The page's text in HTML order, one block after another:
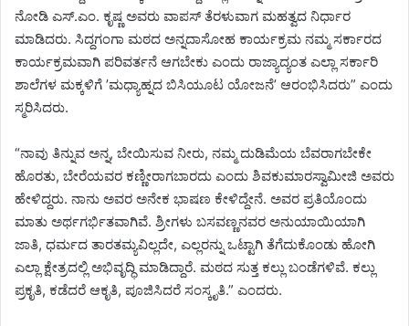
ನೋಡಿ ಎಸ್.ಎಂ. ಕೃಷ್ಣ ಅವರು ವಾಪಸ್ ತೆರಳುವಾಗ ಮಹತ್ವದ ನಿರ್ಧಾರ
ಮಾಡಿದರು. ಸಿದ್ದಗಂಗಾ ಮಠದ ಅನ್ನದಾಸೋಹ ಕಾರ್ಯಕ್ರಮ ನಮ್ಮ ಸರ್ಕಾರದ
ಕಾರ್ಯಕ್ರಮವಾಗಿ ಪರಿವರ್ತನೆ ಆಗಬೇಕು ಎಂದು ರಾಜ್ಯಾದ್ಯಂತ ಎಲ್ಲಾ ಸರ್ಕಾರಿ
ಶಾಲೆಗಳ ಮಕ್ಕಳಿಗೆ ʼಮಧ್ಯಾಹ್ನದ ಬಿಸಿಯೂಟ ಯೋಜನೆʼ ಆರಂಭಿಸಿದರು” ಎಂದು
ಸ್ಮರಿಸಿದರು.
“ನಾವು ತಿನ್ನುವ ಅನ್ನ, ಬೇಯಿಸುವ ನೀರು, ನಮ್ಮ ದುಡಿಮೆಯ ಬೆವರಾಗಬೇಕೇ
ಹೊರತು, ಬೇರೆಯವರ ಕಣ್ಣೀರಾಗಬಾರದು ಎಂದು ಶಿವಕುಮಾರಸ್ವಾಮೀಜಿ ಅವರು
ಹೇಳಿದ್ದರು. ನಾನು ಅವರ ಅನೇಕ ಭಾಷಣ ಕೇಳಿದ್ದೇನೆ. ಅವರ ಪ್ರತಿಯೊಂದು
ಮಾತು ಅರ್ಥಗರ್ಭಿತವಾಗಿವೆ. ಶ್ರೀಗಳು ಬಸವಣ್ಣನವರ ಅನುಯಾಯಿಯಾಗಿ
ಜಾತಿ, ಧರ್ಮದ ತಾರತಮ್ಯವಿಲ್ಲದೇ, ಎಲ್ಲರನ್ನು ಒಟ್ಟಾಗಿ ತೆಗೆದುಕೊಂಡು ಹೋಗಿ
ಎಲ್ಲಾ ಕ್ಷೇತ್ರದಲ್ಲಿ ಅಭಿವೃದ್ಧಿ ಮಾಡಿದ್ದಾರೆ. ಮಠದ ಸುತ್ತ ಕಲ್ಲು ಬಂಡೆಗಳಿವೆ. ಕಲ್ಲು
ಪ್ರಕೃತಿ, ಕಡೆದರೆ ಆಕೃತಿ, ಪೂಜಿಸಿದರೆ ಸಂಸ್ಕೃತಿ.” ಎಂದರು.